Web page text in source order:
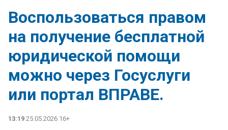
Воспользоваться правом
на получение бесплатной
юридической помощи
можно через Госуслуги
или портал ВПРАВЕ.
13:19 25.05.2026 16+